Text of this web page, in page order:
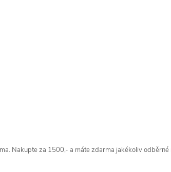
Nakupte za 1500,- a máte zdarma jakékoliv odběrné